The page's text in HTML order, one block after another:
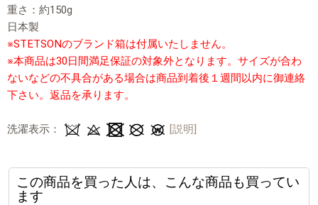
重さ：約150g
日本製
※STETSONのブランド箱は付属いたしません。
※本商品は30日間満足保証の対象外となります。サイズが合わ
ないなどの不具合がある場合は商品到着後１週間以内に御連絡
下さい。返品を承ります。
洗濯表示： [説明]
この商品を買った人は、こんな商品も買ってい
ます